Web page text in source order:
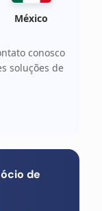
México
conosco
soluções de
de